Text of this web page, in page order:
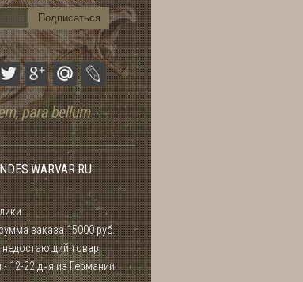
заказа 15000 руб.
недостающий товар
12-22 дня из Германии